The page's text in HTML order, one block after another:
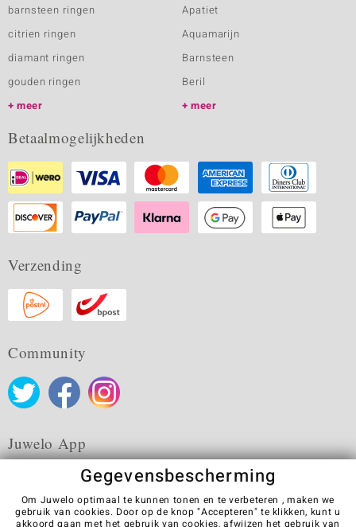
barnsteen ringen
citrien ringen
diamant ringen
gouden ringen
meer
Apatiet
Aquamarijn
Barnsteen
Beril
meer
Betaalmogelijkheden
Verzending
Community
Juwelo App
Gegevensbescherming
Om Juwelo optimaal te kunnen tonen en te verbeteren , maken we
gebruik van cookies. Door op de knop "Accepteren" te klikken, kunt u
akkoord gaan met het gebruik van cookies,afwijzen het gebruik van